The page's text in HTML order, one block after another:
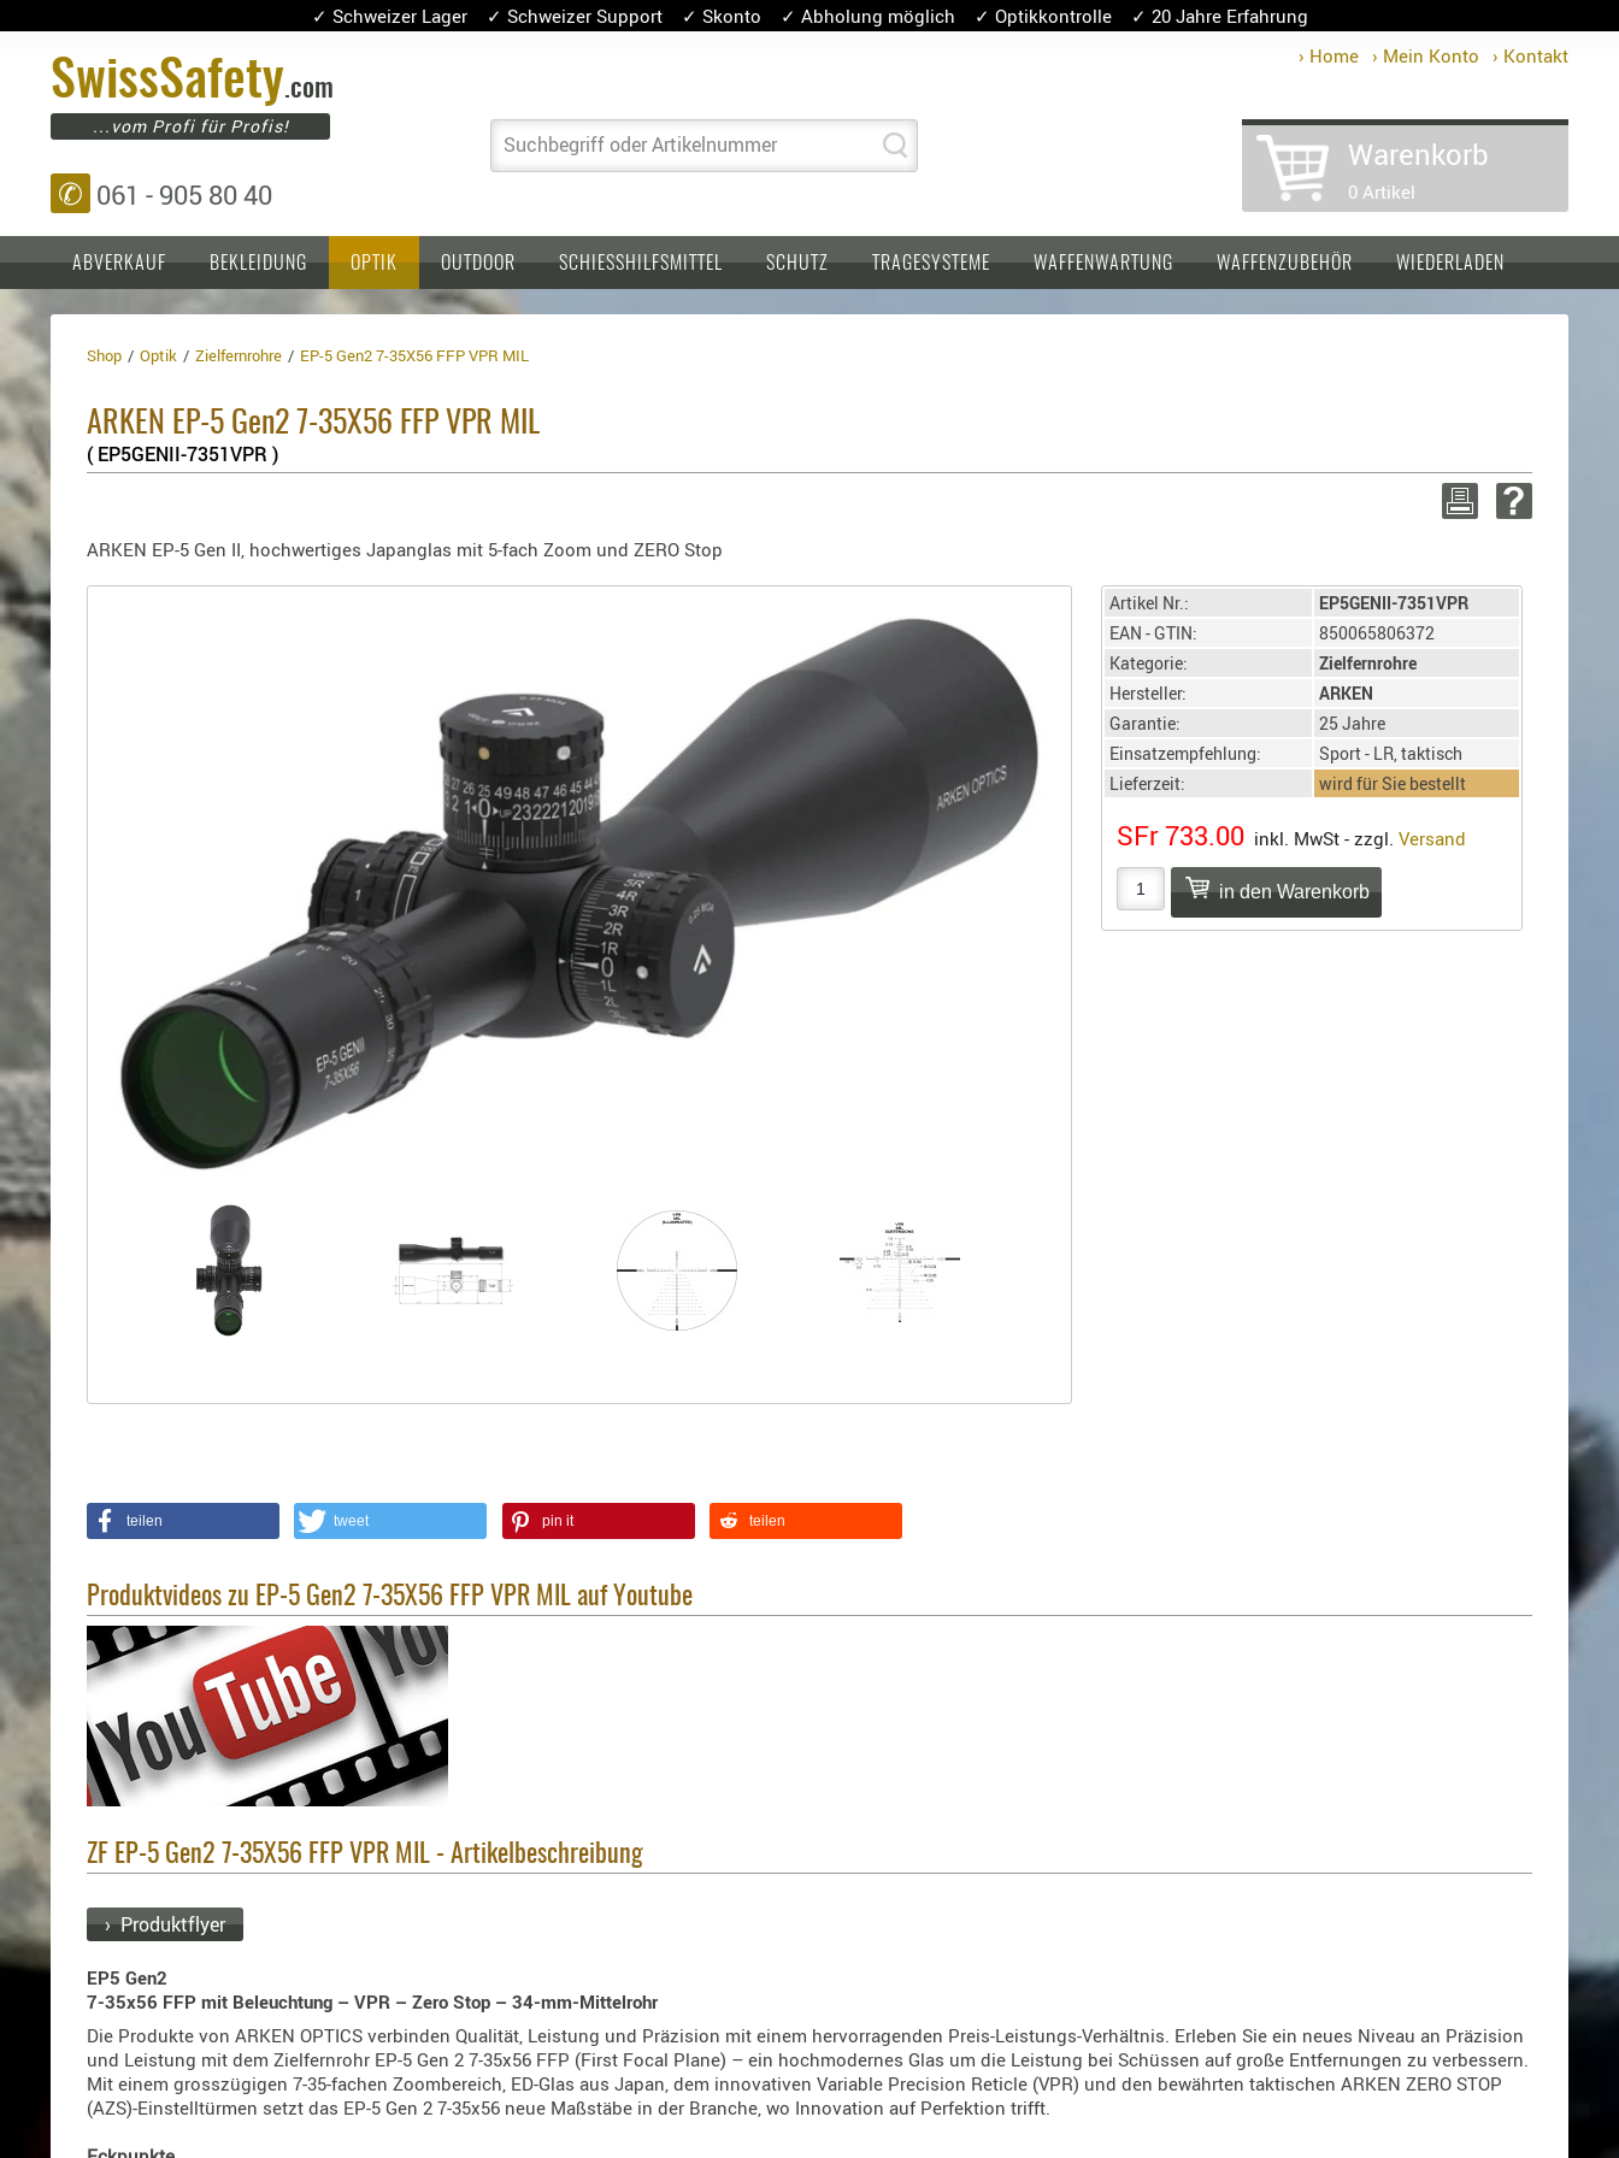
✓ Schweizer Lager ✓ Schweizer Support ✓ Skonto ✓ Abholung möglich ✓ Optikkontrolle ✓ 20 Jahre Erfahrung
› Home › Mein Konto › Kontakt
SwissSafety.com
...vom Profi für Profis!
✆ 061 - 905 80 40
Suchbegriff oder Artikelnummer Warenkorb
0 Artikel
ABVERKAUF BEKLEIDUNG OPTIK OUTDOOR SCHIESSHILFSMITTEL SCHUTZ
Einlagen,
Kopfschutz
Tragesysteme
TRAGESYSTEME
Holster
Grundplatten
Holster
Holster
Walther
Holster
Sonstige
Magazinholster
Magazinholster
WAFFENWARTUNG WAFFENZUBEHÖR WIEDERLADEN
Shop Optik Zielfernrohre EP-5 Gen2 7-35X56 FFP VPR MIL
ARKEN EP-5 Gen2 7-35X56 FFP VPR MIL
( EP5GENII-7351VPR )
ARKEN EP-5 Gen II, hochwertiges Japanglas mit 5-fach Zoom und ZERO Stop
Artikel Nr.:
EP5GENII-7351VPR
EAN - GTIN:
850065806372
Kategorie:
Zielfernrohre
Hersteller:
ARKEN
Garantie:
25 Jahre
Einsatzempfehlung:
Sport - LR, taktisch
Lieferzeit:
wird für Sie bestellt
SFr 733.00 inkl. MwSt - zzgl. Versand
teilen tweet pin it teilen
Produktvideos zu EP-5 Gen2 7-35X56 FFP VPR MIL auf Youtube
ZF EP-5 Gen2 7-35X56 FFP VPR MIL - Artikelbeschreibung
› Produktflyer
EP5 Gen2
7-35x56 FFP mit Beleuchtung – VPR – Zero Stop – 34-mm-Mittelrohr
Die Produkte von ARKEN OPTICS verbinden Qualität, Leistung und Präzision mit einem hervorragenden Preis-Leistungs-Verhältnis. Erleben Sie ein neues Niveau an Präzision
und Leistung mit dem Zielfernrohr EP-5 Gen 2 7-35x56 FFP (First Focal Plane) – ein hochmodernes Glas um die Leistung bei Schüssen auf große Entfernungen zu verbessern.
Mit einem grosszügigen 7-35-fachen Zoombereich, ED-Glas aus Japan, dem innovativen Variable Precision Reticle (VPR) und den bewährten taktischen ARKEN ZERO STOP
(AZS)-Einstelltürmen setzt das EP-5 Gen 2 7-35x56 neue Maßstäbe in der Branche, wo Innovation auf Perfektion trifft.